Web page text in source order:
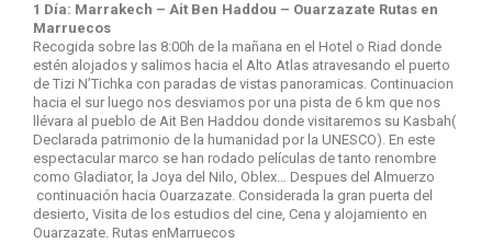
1 Día: Marrakech – Ait Ben Haddou – Ouarzazate Rutas en
Marruecos
Recogida sobre las 8:00h de la mañana en el Hotel o Riad donde
estén alojados y salimos hacia el Alto Atlas atravesando el puerto
de Tizi N’Tichka con paradas de vistas panoramicas. Continuacion
hacia el sur luego nos desviamos por una pista de 6 km que nos
llévara al pueblo de Ait Ben Haddou donde visitaremos su Kasbah(
Declarada patrimonio de la humanidad por la UNESCO). En este
espectacular marco se han rodado películas de tanto renombre
como Gladiator, la Joya del Nilo, Oblex… Despues del Almuerzo
continuación hacia Ouarzazate. Considerada la gran puerta del
desierto, Visita de los estudios del cine, Cena y alojamiento en
Ouarzazate. Rutas enMarruecos